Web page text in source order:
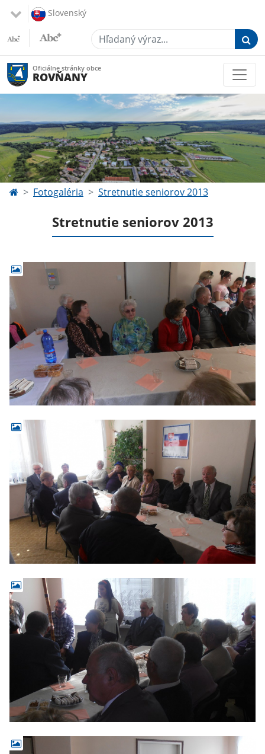
Slovenský
Hľadaný výraz...
Oficiálne stránky obce
ROVŇANY
Fotogaléria Stretnutie seniorov 2013
Stretnutie seniorov 2013